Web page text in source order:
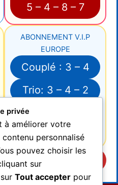
5 – 4 – 8 – 7
ABONNEMENT V.I.P
EUROPE
Couplé : 3 – 4
Trio: 3 – 4 – 2
Sélection: 3 – 4 –
2 – 5 – 8
3 – 4 – 2 – 5 – 8
privée
à améliorer votre
personnalisé
pouvez choisir les
sur
Tout accepter pour